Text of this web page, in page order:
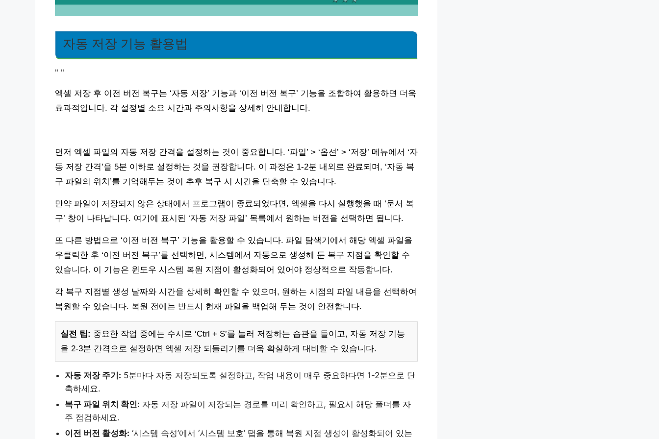
자동 저장 기능 활용법
" "
엑셀 저장 후 이전 버전 복구는 ‘자동 저장’ 기능과 ‘이전 버전 복구’ 기능을 조합하여 활용하면 더욱
효과적입니다. 각 설정별 소요 시간과 주의사항을 상세히 안내합니다.
먼저 엑셀 파일의 자동 저장 간격을 설정하는 것이 중요합니다. ‘파일’ > ‘옵션’ > ‘저장’ 메뉴에서 ‘자
동 저장 간격’을 5분 이하로 설정하는 것을 권장합니다. 이 과정은 1-2분 내외로 완료되며, ‘자동 복
구 파일의 위치’를 기억해두는 것이 추후 복구 시 시간을 단축할 수 있습니다.
만약 파일이 저장되지 않은 상태에서 프로그램이 종료되었다면, 엑셀을 다시 실행했을 때 ‘문서 복
구’ 창이 나타납니다. 여기에 표시된 ‘자동 저장 파일’ 목록에서 원하는 버전을 선택하면 됩니다.
또 다른 방법으로 ‘이전 버전 복구’ 기능을 활용할 수 있습니다. 파일 탐색기에서 해당 엑셀 파일을
우클릭한 후 ‘이전 버전 복구’를 선택하면, 시스템에서 자동으로 생성해 둔 복구 지점을 확인할 수
있습니다. 이 기능은 윈도우 시스템 복원 지점이 활성화되어 있어야 정상적으로 작동합니다.
각 복구 지점별 생성 날짜와 시간을 상세히 확인할 수 있으며, 원하는 시점의 파일 내용을 선택하여
복원할 수 있습니다. 복원 전에는 반드시 현재 파일을 백업해 두는 것이 안전합니다.
실전 팁: 중요한 작업 중에는 수시로 ‘Ctrl + S’를 눌러 저장하는 습관을 들이고, 자동 저장 기능
을 2-3분 간격으로 설정하면 엑셀 저장 되돌리기를 더욱 확실하게 대비할 수 있습니다.
자동 저장 주기: 5분마다 자동 저장되도록 설정하고, 작업 내용이 매우 중요하다면 1-2분으로 단
축하세요.
복구 파일 위치 확인: 자동 저장 파일이 저장되는 경로를 미리 확인하고, 필요시 해당 폴더를 자
주 점검하세요.
이전 버전 활성화: ‘시스템 속성’에서 ‘시스템 보호’ 탭을 통해 복원 지점 생성이 활성화되어 있는